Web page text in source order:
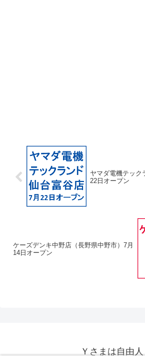
ヤマダ電機テック
22日オープン
ケーズデンキ中野店（長野県中野市）7月
14日オープン
Ｙさまは自由人